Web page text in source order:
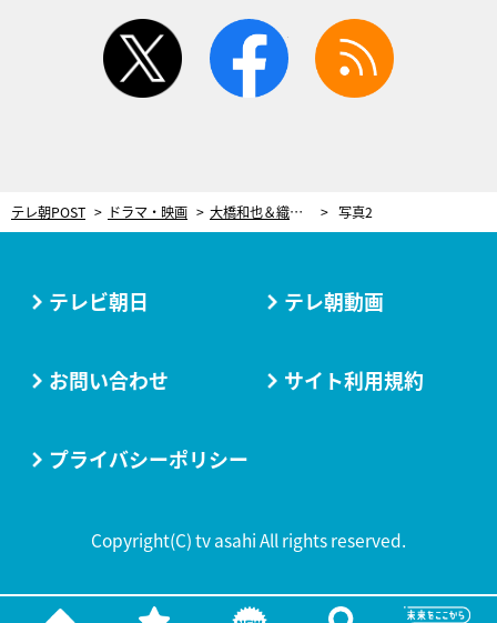
twitter facebook
テレ朝POST ドラマ・映画 大橋和也＆織山尚大、意気投合で謎ダンス!? 塚地武雅「なんだその余韻は」＜ドラマ『リベンジ・スパイ』＞ 写真2
テレビ朝日 テレ朝動画
お問い合わせ サイト利用規約
プライバシーポリシー
Copyright(C) tv asahi All rights reserved.